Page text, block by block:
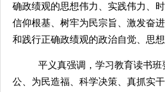
确政绩观的思想伟力、实践伟力、
信仰根基、树牢为民宗旨、激发奋
和践行正确政绩观的政治自觉、思想
平义真强调，学习教育读书班
公、为民造福、科学决策、真抓实